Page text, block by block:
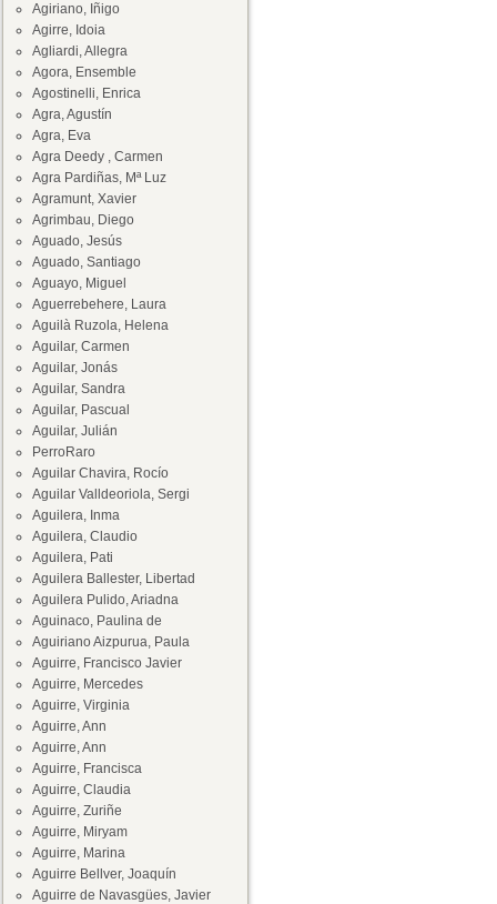
Agiriano, Iñigo
Agirre, Idoia
Agliardi, Allegra
Agora, Ensemble
Agostinelli, Enrica
Agra, Agustín
Agra, Eva
Agra Deedy , Carmen
Agra Pardiñas, Mª Luz
Agramunt, Xavier
Agrimbau, Diego
Aguado, Jesús
Aguado, Santiago
Aguayo, Miguel
Aguerrebehere, Laura
Aguilà Ruzola, Helena
Aguilar, Carmen
Aguilar, Jonás
Aguilar, Sandra
Aguilar, Pascual
Aguilar, Julián
PerroRaro
Aguilar Chavira, Rocío
Aguilar Valldeoriola, Sergi
Aguilera, Inma
Aguilera, Claudio
Aguilera, Pati
Aguilera Ballester, Libertad
Aguilera Pulido, Ariadna
Aguinaco, Paulina de
Aguiriano Aizpurua, Paula
Aguirre, Francisco Javier
Aguirre, Mercedes
Aguirre, Virginia
Aguirre, Ann
Aguirre, Ann
Aguirre, Francisca
Aguirre, Claudia
Aguirre, Zuriñe
Aguirre, Miryam
Aguirre, Marina
Aguirre Bellver, Joaquín
Aguirre de Navasgües, Javier